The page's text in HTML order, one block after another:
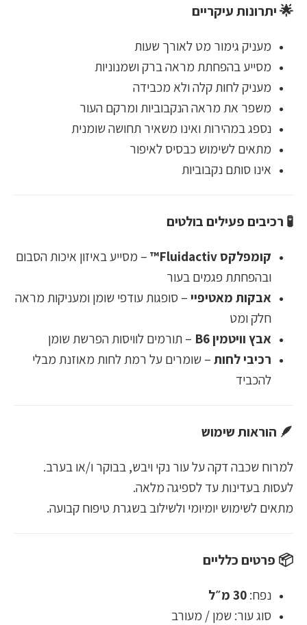
🌟 יתרונות עיקריים
מעניק גימור מט לאורך שעות
מסייע בהפחתת מראה ברק ושמנוניות
מעניק לחות קלה ולא מכבידה
משפר את מראה הנקבוביות ומרקם העור
נספג במהירות ואינו משאיר תחושה שומנית
מתאים לשימוש כבסיס לאיפור
אינו סותם נקבוביות
🧪 רכיבים פעילים בולטים
קומפלקס Fluidactiv™
– מסייע באיזון איכות הסבום
ובהפחתת פגמים בעור
אבקות מאטיפיי– סופגות עודפי שומן ומעניקות מראה
חלק ומט
אבץ וויטמין B6
– תורמים לוויסות הפרשת שומן
רכיבי לחות– שומרים על רמת לחות מאוזנת מבלי
להכביד
🪶 הוראות שימוש
למרוח שכבה דקה על עור נקי ויבש, בבוקר ו/או בערב.
לעסות בעדינות עד לספיגה מלאה.
מתאים לשימוש יומיומי ולשילוב בשגרת טיפוח קבועה.
📦 פרטים כלליים
נפח:30 מ״ל
סוג עור: שמן / מעורב